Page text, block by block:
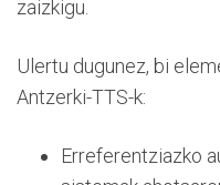
zaizkigu.
Ulertu dugunez, bi
Antzerki-TTS-k:
Erreferentziazko